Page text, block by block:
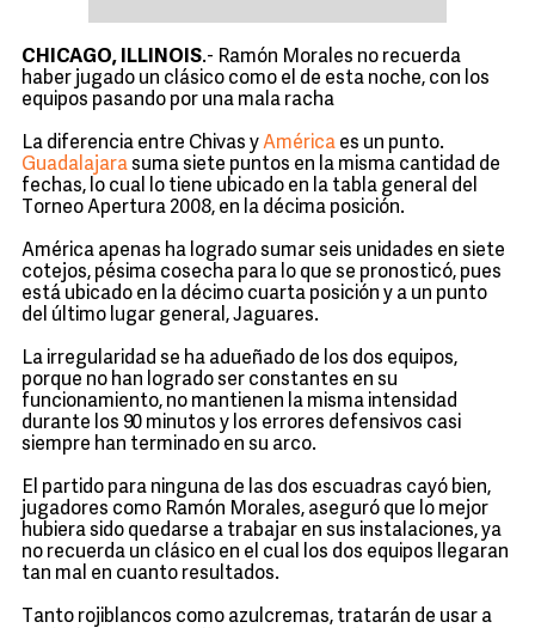
CHICAGO, ILLINOIS.- Ramón Morales no recuerda
haber jugado un clásico como el de esta noche, con los
equipos pasando por una mala racha
La diferencia entre Chivas yAmérica es un punto.
Guadalajarasuma siete puntos en la misma cantidad de
fechas, lo cual lo tiene ubicado en la tabla general del
Torneo Apertura 2008, en la décima posición.
América apenas ha logrado sumar seis unidades en siete
cotejos, pésima cosecha para lo que se pronosticó, pues
está ubicado en la décimo cuarta posición y a un punto
del último lugar general, Jaguares.
La irregularidad se ha adueñado de los dos equipos,
porque no han logrado ser constantes en su
funcionamiento, no mantienen la misma intensidad
durante los 90 minutos y los errores defensivos casi
siempre han terminado en su arco.
El partido para ninguna de las dos escuadras cayó bien,
jugadores como Ramón Morales, aseguró que lo mejor
hubiera sido quedarse a trabajar en sus instalaciones, ya
no recuerda un clásico en el cual los dos equipos llegaran
tan mal en cuanto resultados.
Tanto rojiblancos como azulcremas, tratarán de usar a